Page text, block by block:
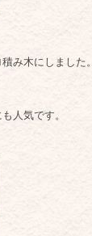
み木にしました。
人気です。